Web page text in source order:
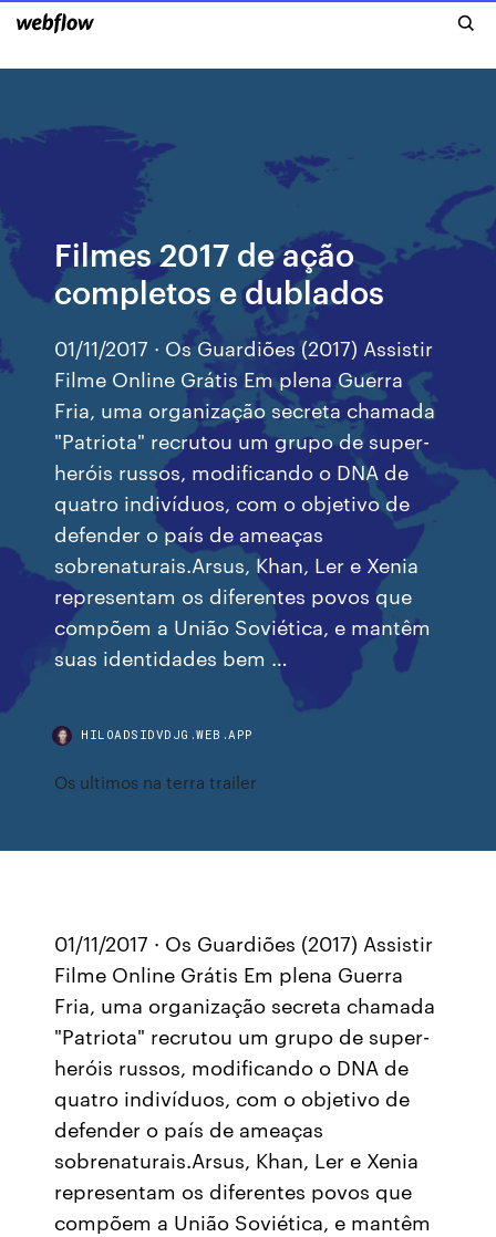
Filmes 2017 de ação
completos e dublados
01/11/2017 · Os Guardiões (2017) Assistir
Filme Online Grátis Em plena Guerra
Fria, uma organização secreta chamada
"Patriota" recrutou um grupo de super-
heróis russos, modificando o DNA de
quatro indivíduos, com o objetivo de
defender o país de ameaças
sobrenaturais.Arsus, Khan, Ler e Xenia
representam os diferentes povos que
compõem a União Soviética, e mantêm
suas identidades bem …
HILOADSIDVDJG.WEB.APP
Os ultimos na terra trailer
01/11/2017 · Os Guardiões (2017) Assistir
Filme Online Grátis Em plena Guerra
Fria, uma organização secreta chamada
"Patriota" recrutou um grupo de super-
heróis russos, modificando o DNA de
quatro indivíduos, com o objetivo de
defender o país de ameaças
sobrenaturais.Arsus, Khan, Ler e Xenia
representam os diferentes povos que
compõem a União Soviética, e mantêm